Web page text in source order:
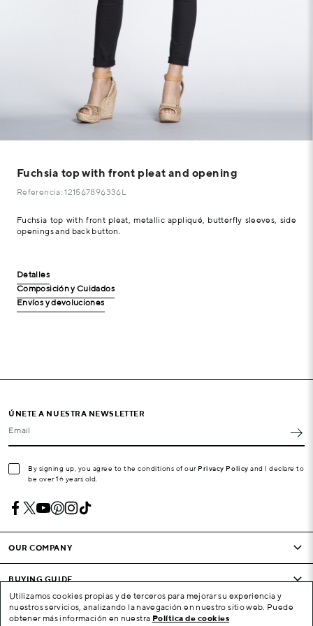
Fuchsia top with front pleat and opening
Referencia: 121567896336L
Fuchsia top with front pleat, metallic appliqué, butterfly sleeves, side
openings and back button.
Detalles
Composición y Cuidados
Envíos y devoluciones
ÚNETE A NUESTRA NEWSLETTER
Email
By signing up, you agree to the conditions of our Privacy Policy and I declare to
be over 16 years old.
OUR COMPANY
BUYING GUIDE
CONDITIONS AND COMPANY
Utilizamos cookies propias y de terceros para mejorar su experiencia y
nuestros servicios, analizando la navegación en nuestro sitio web. Puede
obtener más información en nuestra Política de cookies